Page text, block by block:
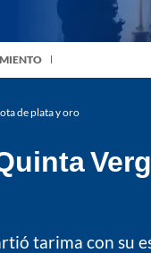
de plata y oro
tarima con su